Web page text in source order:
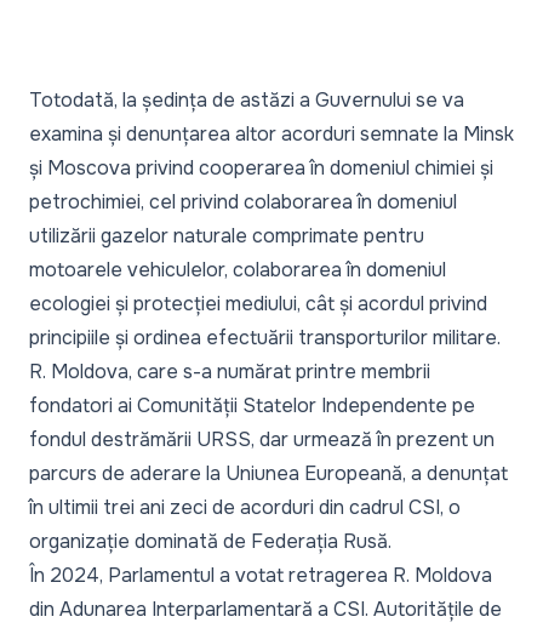
Totodată, la ședința de astăzi a Guvernului se va
examina și denunțarea altor acorduri semnate la Minsk
și Moscova privind cooperarea în domeniul chimiei și
petrochimiei, cel privind colaborarea în domeniul
utilizării gazelor naturale comprimate pentru
motoarele vehiculelor, colaborarea în domeniul
ecologiei și protecției mediului, cât și acordul privind
principiile și ordinea efectuării transporturilor militare.
R. Moldova, care s-a numărat printre membrii
fondatori ai Comunității Statelor Independente pe
fondul destrămării URSS, dar urmează în prezent un
parcurs de aderare la Uniunea Europeană, a denunțat
în ultimii trei ani zeci de acorduri din cadrul CSI, o
organizație dominată de Federația Rusă.
În 2024, Parlamentul a votat retragerea R. Moldova
din Adunarea Interparlamentară a CSI. Autoritățile de